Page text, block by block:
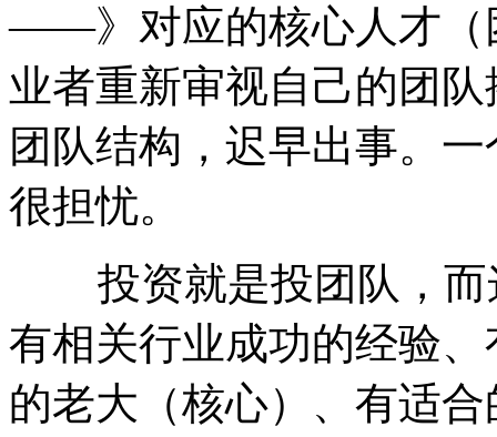
——》对应的核心人才（
业者重新审视自己的团
团队结构，迟早出事。
很担忧。
投资就是投团队，而
有相关行业成功的经验
的老大（核心）、有适